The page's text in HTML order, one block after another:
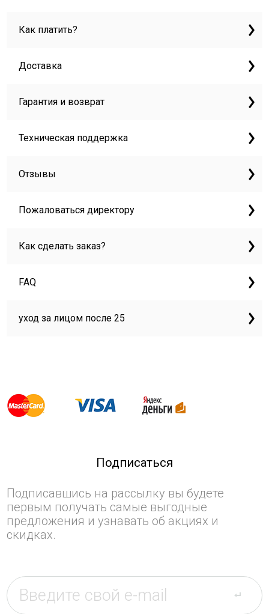
Как платить?
Доставка
Гарантия и возврат
Техническая поддержка
Отзывы
Пожаловаться директору
Как сделать заказ?
FAQ
уход за лицом после 25
Подписаться
Подписавшись на рассылку вы будете
первым получать самые выгодные
предложения и узнавать об акциях и
скидках.